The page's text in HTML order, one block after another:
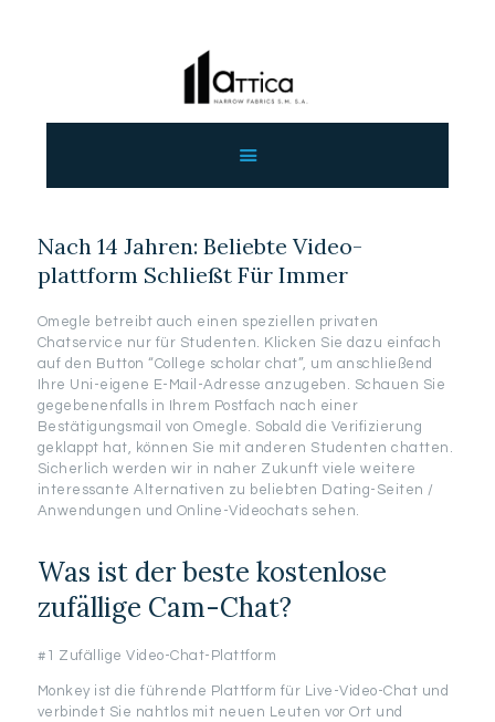
ΕΠΙΚΟΙΝΩΝΙΑ
ΧΟΝΔΡΙΚΗ
Nach 14 Jahren: Beliebte Video-
plattform Schließt Für Immer
Omegle betreibt auch einen speziellen privaten
Chatservice nur für Studenten. Klicken Sie dazu einfach
auf den Button “College scholar chat”, um anschließend
Ihre Uni-eigene E-Mail-Adresse anzugeben. Schauen Sie
gegebenenfalls in Ihrem Postfach nach einer
Bestätigungsmail von Omegle. Sobald die Verifizierung
geklappt hat, können Sie mit anderen Studenten chatten.
Sicherlich werden wir in naher Zukunft viele weitere
interessante Alternativen zu beliebten Dating-Seiten /
Anwendungen und Online-Videochats sehen.
Was ist der beste kostenlose
zufällige Cam-Chat?
#1 Zufällige Video-Chat-Plattform
Monkey ist die führende Plattform für Live-Video-Chat und
verbindet Sie nahtlos mit neuen Leuten vor Ort und